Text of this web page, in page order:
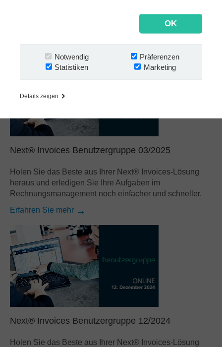
OK
Notwendig
Präferenzen
Statistiken
Marketing
Details zeigen
Rechnungsmanagement noch einfacher und schneller.
Next® Invoices Benutzergruppe 03/2025
Holen Sie das Beste aus Ihrer Next® Invoices-Lösung
heraus und erledigen Sie Ihre Aufgaben im
Rechnungsmanagement noch einfacher und schneller.
Erfahren Sie mehr
Next® Invoices Benutzergruppe 12/2024
Holen Sie das Beste aus Ihrer Next® Invoices-Lösung